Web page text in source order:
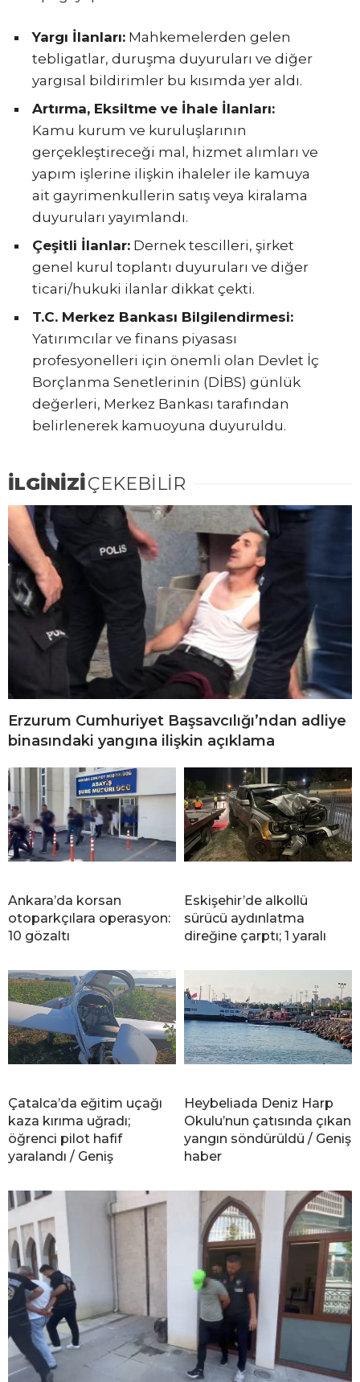
Yargı İlanları: Mahkemelerden gelen
tebligatlar, duruşma duyuruları ve diğer
yargısal bildirimler bu kısımda yer aldı.
Artırma, Eksiltme ve İhale İlanları:
Kamu kurum ve kuruluşlarının
gerçekleştireceği mal, hizmet alımları ve
yapım işlerine ilişkin ihaleler ile kamuya
ait gayrimenkullerin satış veya kiralama
duyuruları yayımlandı.
Çeşitli İlanlar: Dernek tescilleri, şirket
genel kurul toplantı duyuruları ve diğer
ticari/hukuki ilanlar dikkat çekti.
T.C. Merkez Bankası Bilgilendirmesi:
Yatırımcılar ve finans piyasası
profesyonelleri için önemli olan Devlet İç
Borçlanma Senetlerinin (DİBS) günlük
değerleri, Merkez Bankası tarafından
belirlenerek kamuoyuna duyuruldu.
İLGİNİZİÇEKEBİLİR
Erzurum Cumhuriyet Başsavcılığı’ndan adliye
binasındaki yangına ilişkin açıklama
Ankara’da korsan
otoparkçılara operasyon:
10 gözaltı
Eskişehir’de alkollü
sürücü aydınlatma
direğine çarptı; 1 yaralı
Çatalca’da eğitim uçağı
kaza kırıma uğradı;
öğrenci pilot hafif
yaralandı / Geniş
Heybeliada Deniz Harp
Okulu’nun çatısında çıkan
yangın söndürüldü / Geniş
haber